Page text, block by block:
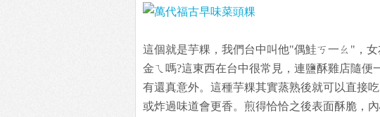
這個就是芋粿，我們台中叫他"偶鮭ㄎ一ㄠ"，
金ㄟ嗎?這東西在台中很常見，連鹽酥雞店隨便
有還真意外。這種芋粿其實蒸熟後就可以直接
或炸過味道會更香。煎得恰恰之後表面酥脆，